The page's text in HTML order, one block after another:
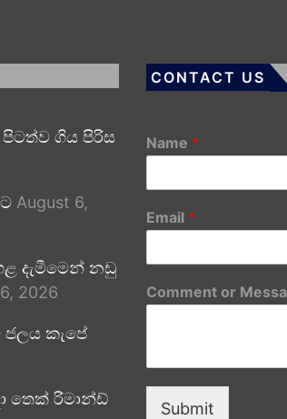
පිටත්ව ගිය පිරිස
August 6,
දැමීමෙන් නඩු
2026
ජලය කැපේ
තෙක් රිමාන්ඩ්
CONTACT US
Name *
Email *
Comment or
Submit